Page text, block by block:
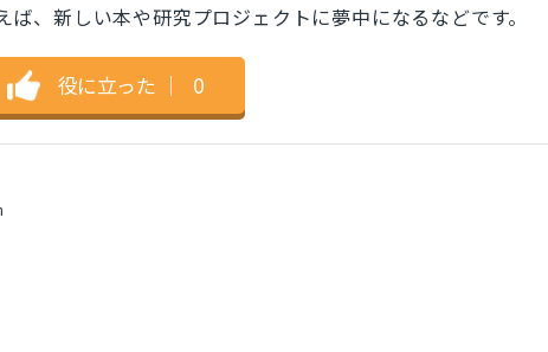
、新しい本や研究プロジェクトに夢中になるなどです。
役に立った ｜ 0